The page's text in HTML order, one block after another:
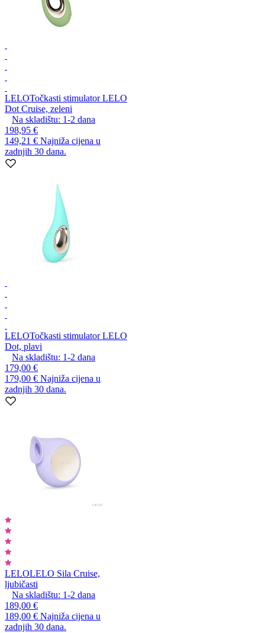
LELOTočkasti stimulator LELO
Dot Cruise, zeleni
Na skladištu: 1-2 dana
198,95 €
149,21 € Najniža cijena u
zadnjih 30 dana.
LELOTočkasti stimulator LELO
Dot, plavi
Na skladištu: 1-2 dana
179,00 €
179,00 € Najniža cijena u
zadnjih 30 dana.
LELOLELO Sila Cruise,
ljubičasti
Na skladištu: 1-2 dana
189,00 €
189,00 € Najniža cijena u
zadnjih 30 dana.